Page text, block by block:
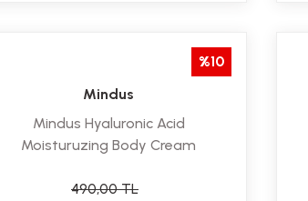
%10
Mindus
Mindus Hyaluronic Acid
Moisturuzing Body Cream
490,00 TL